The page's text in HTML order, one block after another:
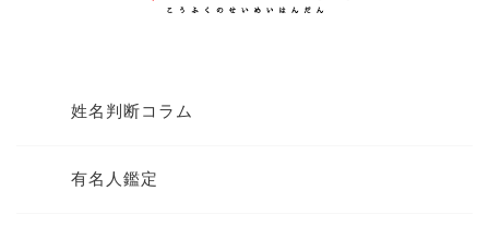
姓名判断コラム
有名人鑑定